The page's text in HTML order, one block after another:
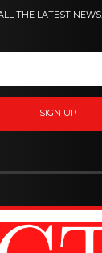
THE LATEST
SIGN UP